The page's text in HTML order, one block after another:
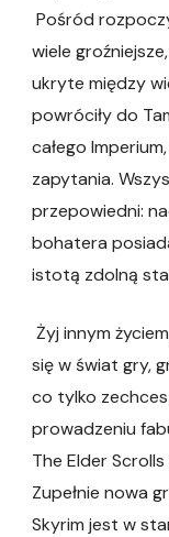
Pośród
wiele
ukryte między
powróciły do
całego
zapytania.
przepowiedni:
bohatera
istotą zdolną
Żyj innym
się w świat gry,
co tylko
prowadzeniu
The Elder
Zupełnie nowa
Skyrim jest w